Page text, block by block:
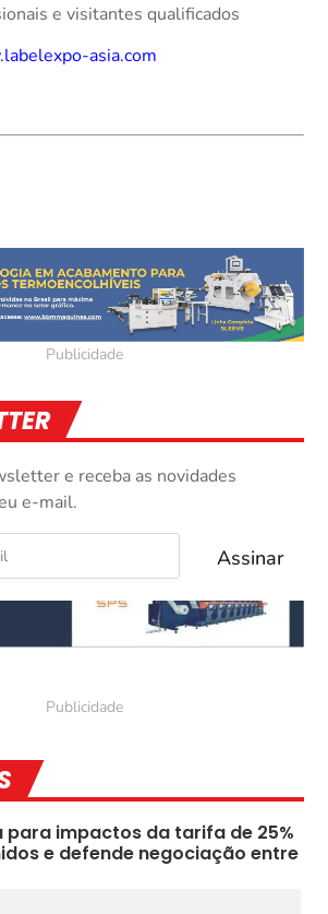
e visitantes qualificados
asia.com
e receba as novidades
e-mail.
para impactos da tarifa de 25%
e defende negociação entre